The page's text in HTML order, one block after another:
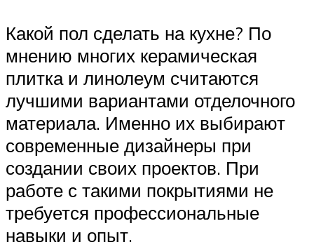
Какой пол сделать на кухне? По
мнению многих керамическая
плитка и линолеум считаются
лучшими вариантами отделочного
материала. Именно их выбирают
современные дизайнеры при
создании своих проектов. При
работе с такими покрытиями не
требуется профессиональные
навыки и опыт.